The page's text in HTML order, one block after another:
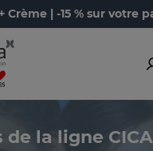
Crème | -15 % sur votre
la ligne